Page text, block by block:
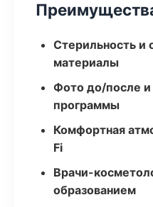
Стерильность и
материалы
Фото до/после
программы
Комфортная
Fi
Врачи-
образованием